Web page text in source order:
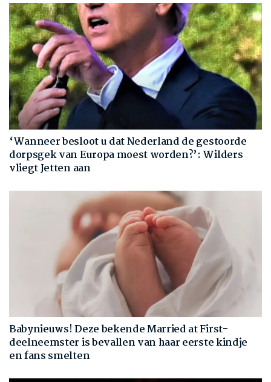
‘Wanneer besloot u dat Nederland de gestoorde
dorpsgek van Europa moest worden?’: Wilders
vliegt Jetten aan
Babynieuws! Deze bekende Married at First-
deelneemster is bevallen van haar eerste kindje
en fans smelten